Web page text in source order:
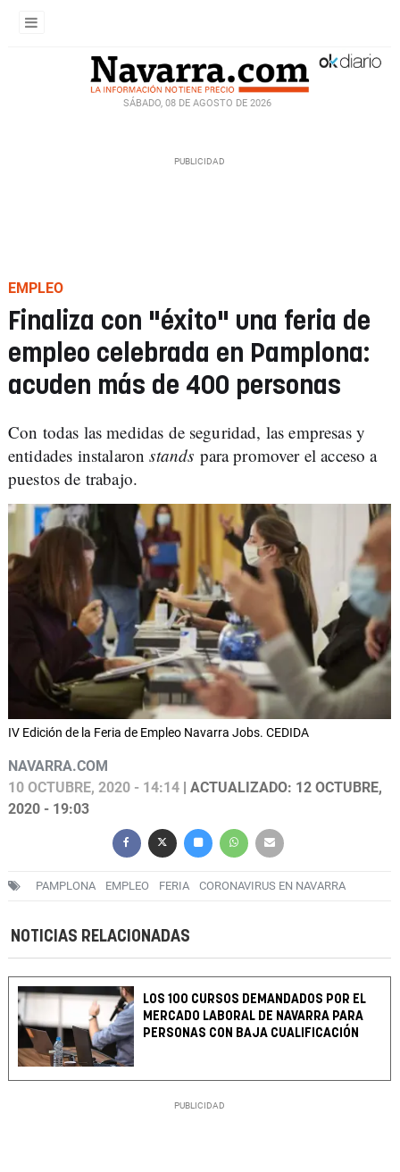
SÁBADO, 08 DE AGOSTO DE 2026
EMPLEO
Finaliza con "éxito" una feria de
empleo celebrada en Pamplona:
acuden más de 400 personas
Con todas las medidas de seguridad, las empresas y
entidades instalaronstands para promover el acceso a
puestos de trabajo.
IV Edición de la Feria de Empleo Navarra Jobs. CEDIDA
NAVARRA.COM
10 OCTUBRE, 2020 - 14:14 | ACTUALIZADO: 12 OCTUBRE,
2020 - 19:03
PAMPLONA EMPLEO FERIA CORONAVIRUS EN NAVARRA
NOTICIAS RELACIONADAS
LOS 100 CURSOS DEMANDADOS POR EL
MERCADO LABORAL DE NAVARRA PARA
PERSONAS CON BAJA CUALIFICACIÓN